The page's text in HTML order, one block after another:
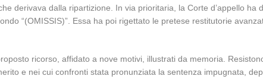
derivava dalla ripartizione. In via prioritaria, la Corte d’appello
“(OMISSIS)”. Essa ha poi rigettato le pretese restitutorie
ricorso, affidato a nove motivi, illustrati da memoria.
e nei cui confronti stata pronunziata la sentenza impugnata,